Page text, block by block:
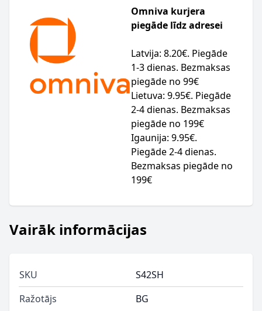
Omniva kurjera
piegāde līdz adresei
Latvija: 8.20€. Piegāde
1-3 dienas. Bezmaksas
piegāde no 99€
Lietuva: 9.95€. Piegāde
2-4 dienas. Bezmaksas
piegāde no 199€
Igaunija: 9.95€.
Piegāde 2-4 dienas.
Bezmaksas piegāde no
199€
Vairāk informācijas
SKU
S42SH
Ražotājs
BG